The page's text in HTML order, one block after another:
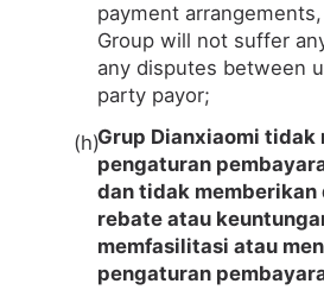
payment
Group will not suffer
any disputes between
party payor;
Grup Dianxiaomi tidak
pengaturan
dan tidak memberikan
rebate atau
memfasilitasi atau
pengaturan